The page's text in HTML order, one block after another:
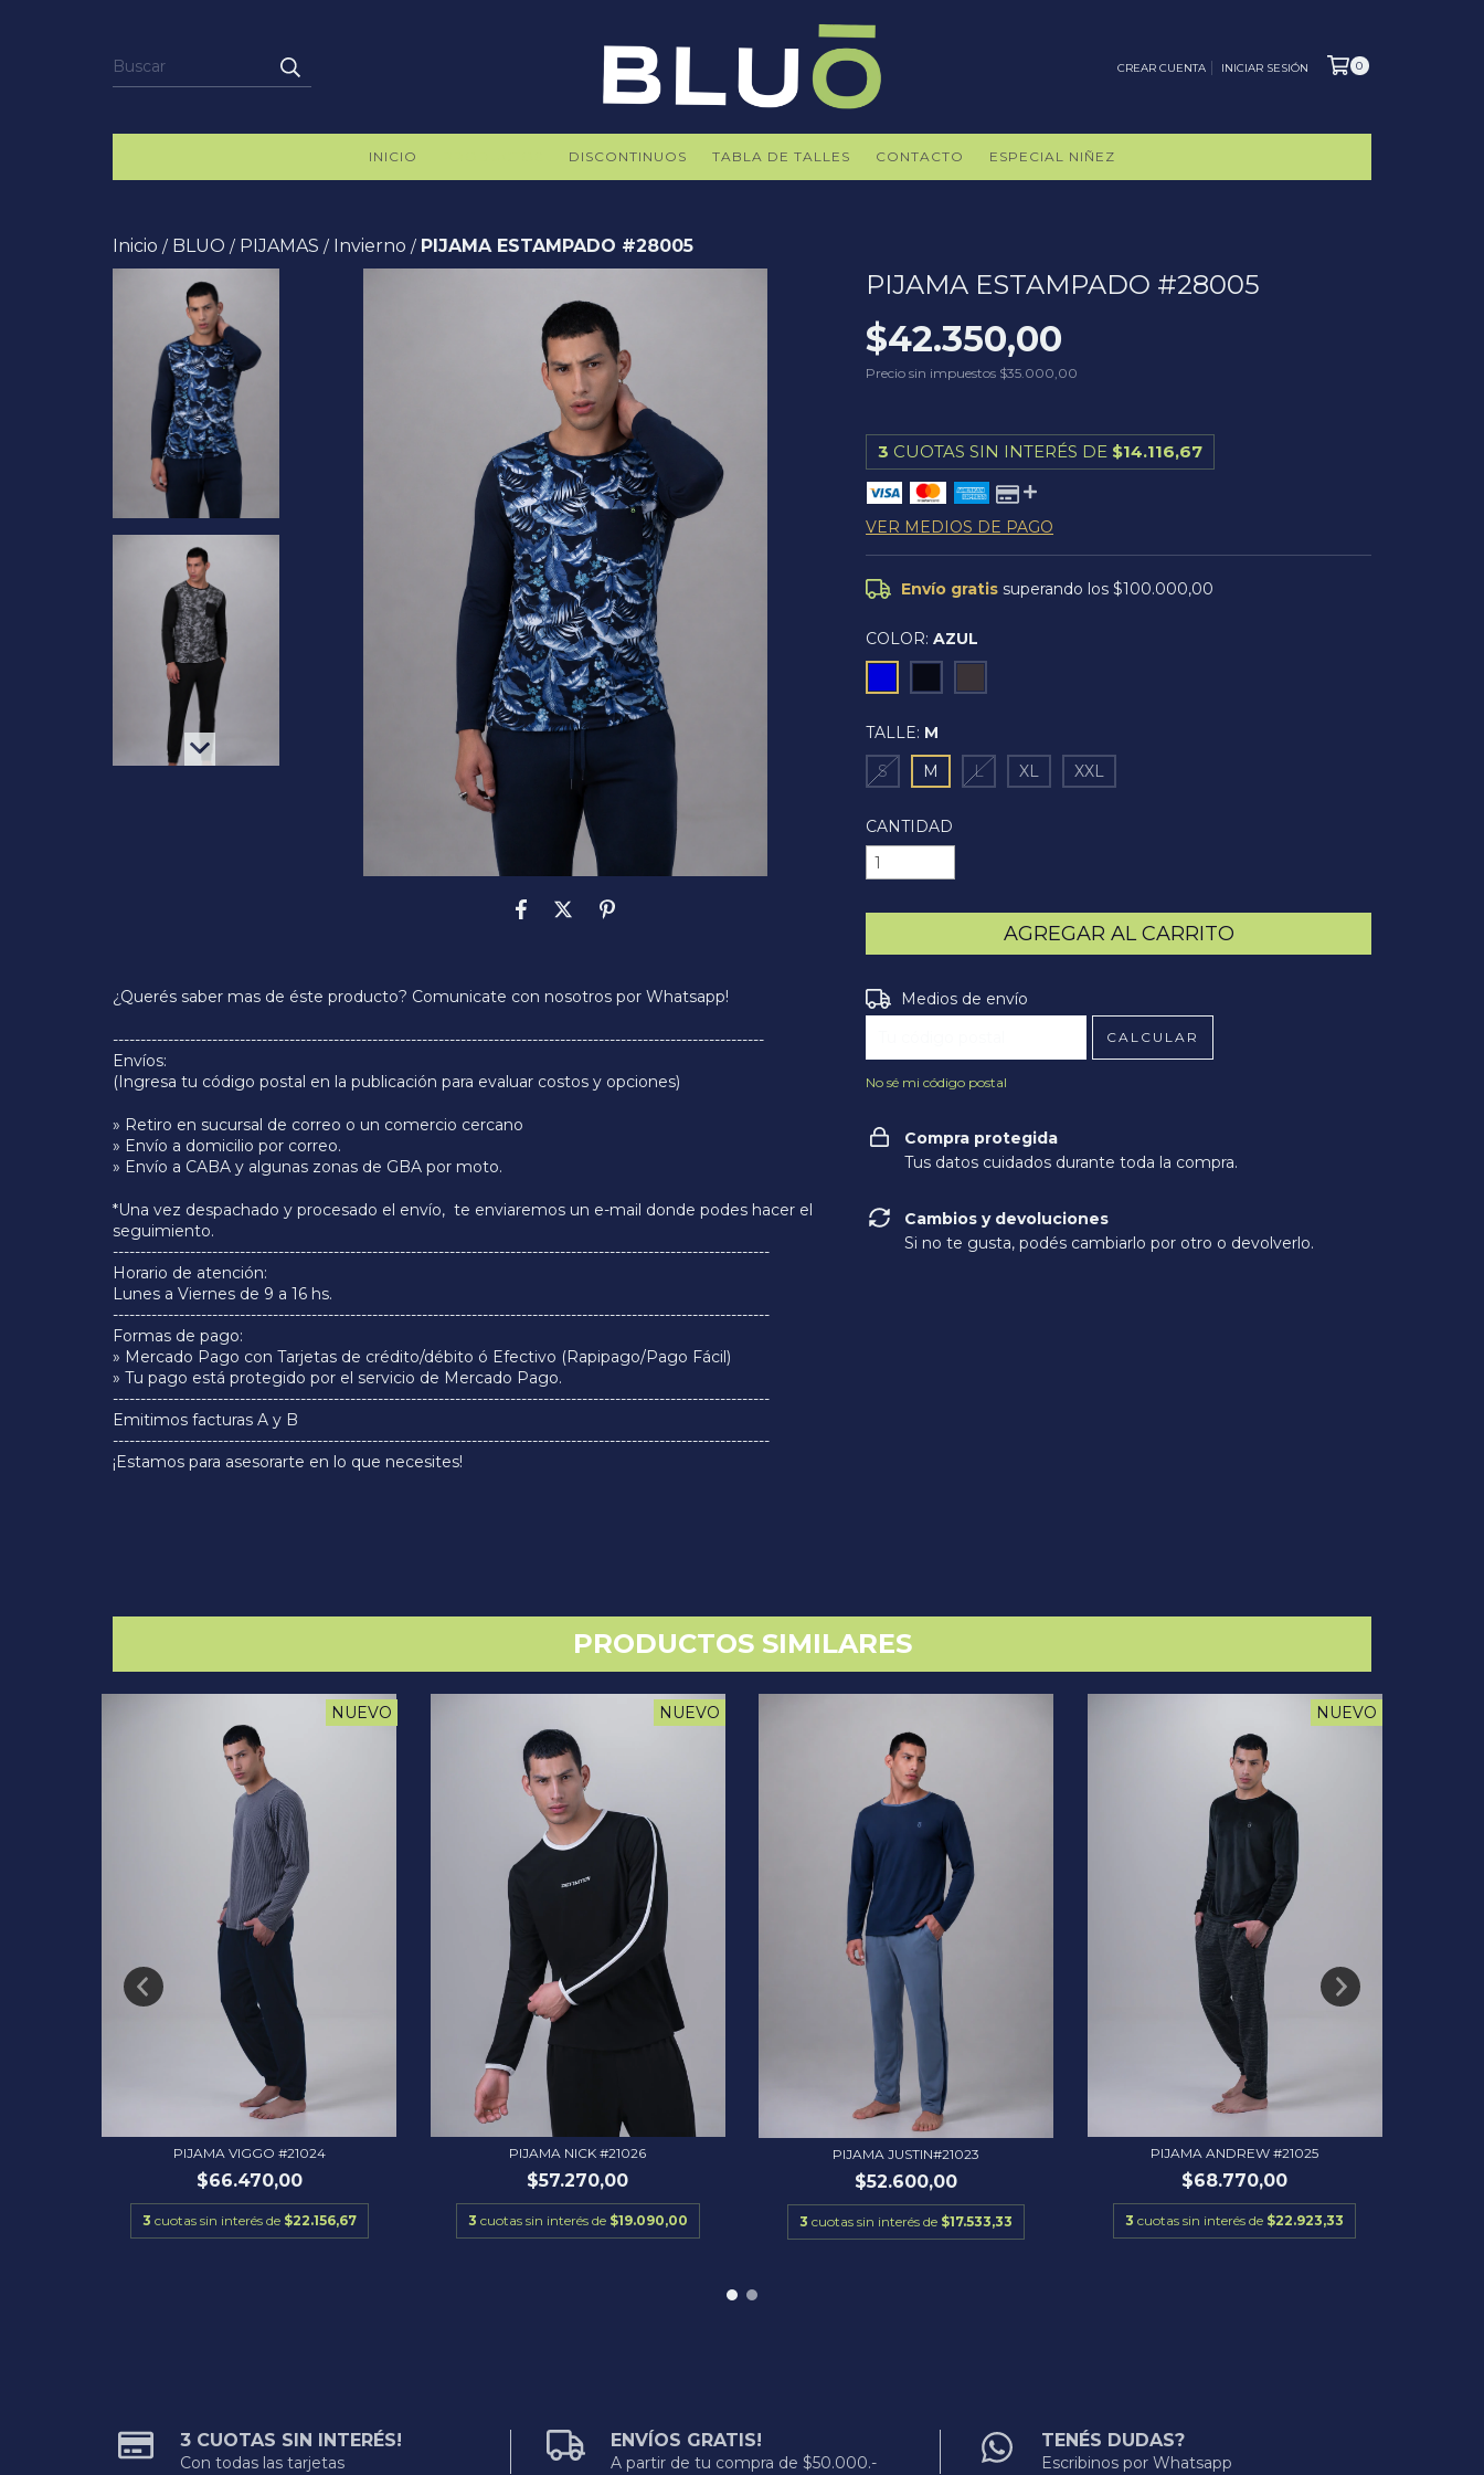
CREAR CUENTA INICIAR SESIÓN 0
INICIO DISCONTINUOS TABLA DE TALLES CONTACTO ESPECIAL NIÑEZ
Inicio / BLUO / PIJAMAS / Invierno / PIJAMA ESTAMPADO #28005
¿Querés saber mas de éste producto? Comunicate con nosotros por Whatsapp!
----------------------------------------------------------------------------------------------------------------------
Envíos:
(Ingresa tu código postal en la publicación para evaluar costos y opciones)
» Retiro en sucursal de correo o un comercio cercano
» Envío a domicilio por correo.
» Envío a CABA y algunas zonas de GBA por moto.
*Una vez despachado y procesado el envío, te enviaremos un e-mail donde podes hacer el
seguimiento.
-----------------------------------------------------------------------------------------------------------------------
Horario de atención:
Lunes a Viernes de 9 a 16 hs.
-----------------------------------------------------------------------------------------------------------------------
Formas de pago:
» Mercado Pago con Tarjetas de crédito/débito ó Efectivo (Rapipago/Pago Fácil)
» Tu pago está protegido por el servicio de Mercado Pago.
-----------------------------------------------------------------------------------------------------------------------
Emitimos facturas A y B
-----------------------------------------------------------------------------------------------------------------------
¡Estamos para asesorarte en lo que necesites!
PIJAMA ESTAMPADO #28005
$42.350,00
Precio sin impuestos $35.000,00
3 CUOTAS SIN INTERÉS DE $14.116,67
VER MEDIOS DE PAGO
Envío gratis superando los$100.000,00
COLOR: AZUL
TALLE: M
S
M L XL XXL
CANTIDAD
Entregas para el CP:
Medios de envío
CALCULAR
No sé mi código postal
Compra protegida
Tus datos cuidados durante toda la compra.
Cambios y devoluciones
Si no te gusta, podés cambiarlo por otro o devolverlo.
PRODUCTOS SIMILARES
NUEVO
PIJAMA VIGGO #21024
$66.470,00
3 cuotas sin interés de $22.156,67
NUEVO
PIJAMA NICK #21026
$57.270,00
3 cuotas sin interés de $19.090,00
PIJAMA JUSTIN#21023
$52.600,00
3 cuotas sin interés de $17.533,33
NUEVO
PIJAMA ANDREW #21025
$68.770,00
3 cuotas sin interés de $22.923,33
3 CUOTAS SIN INTERÉS!
Con todas las tarjetas
ENVÍOS GRATIS!
A partir de tu compra de $50.000.-
TENÉS DUDAS?
Escribinos por Whatsapp